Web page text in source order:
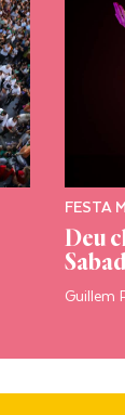
FESTA
Deu
Guillem